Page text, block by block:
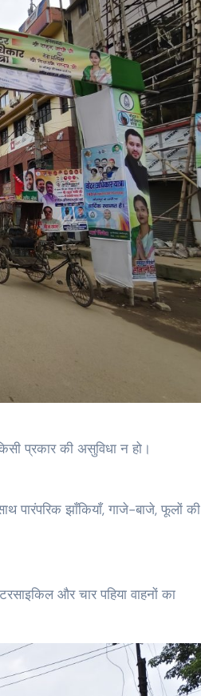
प्रकार की असुविधा न हो।
पारंपरिक झाँकियाँ, गाजे-बाजे, फूलों की
और चार पहिया वाहनों का